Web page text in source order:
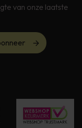
van onze laatste